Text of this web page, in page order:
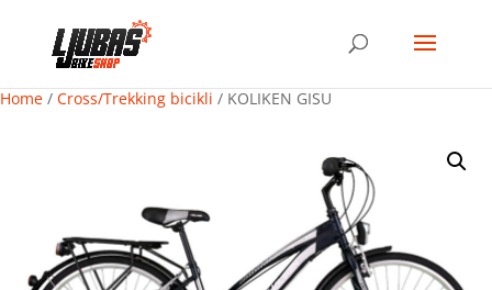
Home / Cross/Trekking bicikli / KOLIKEN GISU